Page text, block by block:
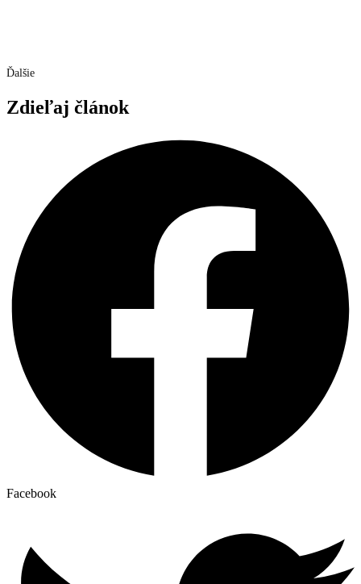
Ďalšie
Zdieľaj článok
Facebook